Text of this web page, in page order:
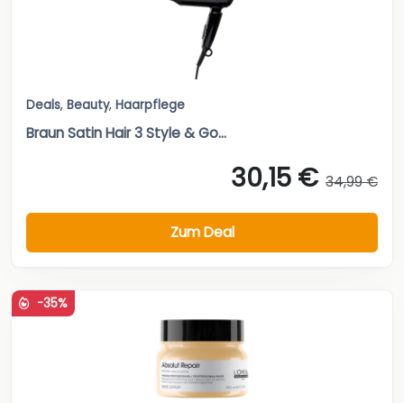
Deals, Beauty, Haarpflege
Braun Satin Hair 3 Style & Go...
30,15 € 34,99 €
Zum Deal
-35%